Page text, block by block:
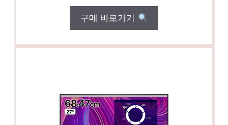
구매 바로가기